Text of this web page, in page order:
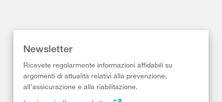
Newsletter
Ricevete regolarmente informazioni affidabili su
argomenti di attualità relativi alla prevenzione,
all’assicurazione e alla riabilitazione.